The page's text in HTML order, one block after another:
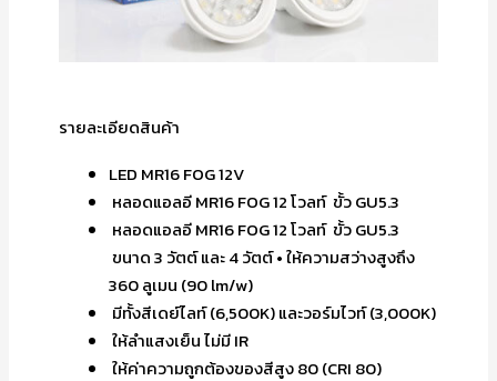
รายละเอียดสินค้า
LED MR16 FOG 12V
หลอดแอลอี MR16 FOG 12 โวลท์ ขั้ว GU5.3
หลอดแอลอี MR16 FOG 12 โวลท์ ขั้ว GU5.3
ขนาด 3 วัตต์ และ 4 วัตต์ • ให้ความสว่างสูงถึง
360 ลูเมน (90 lm/w)
มีทั้งสีเดย์ไลท์ (6,500K) และวอร์มไวท์ (3,000K)
ให้ลำแสงเย็น ไม่มี IR
ให้ค่าความถูกต้องของสีสูง 80 (CRI 80)